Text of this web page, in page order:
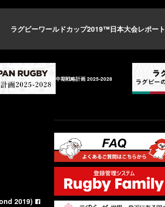
ラグビーワールドカップ2019™日本大会レポート
中期戦略計画 2025-2028
2019)